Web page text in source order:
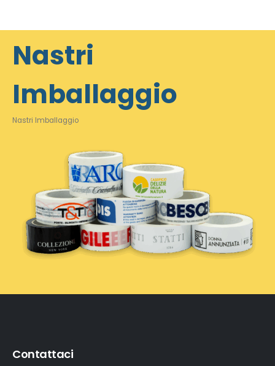
Nastri
Imballaggio
Nastri Imballaggio
Contattaci